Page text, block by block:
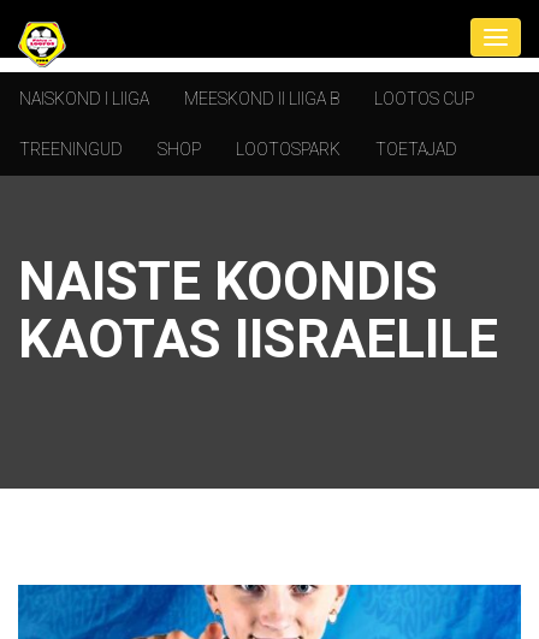
NAISKOND I LIIGA MEESKOND II LIIGA B LOOTOS CUP
TREENINGUD SHOP LOOTOSPARK TOETAJAD
NAISTE KOONDIS
KAOTAS IISRAELILE